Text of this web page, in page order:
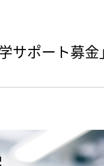
サポート募金